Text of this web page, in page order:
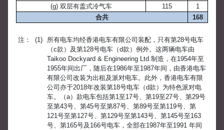
(g) 双层有盖式冷气车
115
1
合共
168
注： (1)
所有电车均经香港电车有限公司装配，只有第28号电车
（c款）及第128号电车（d款）例外。这两辆电车由
Taikoo Dockyard & Engineering Ltd.制造，在1954年至
1955年间出厂，随后在1986年至1987年间，由香港电车
有限公司改装为出租及派对电车。此外，香港电车有限
公司亦于2018年改装第18号电车（d款）为特色派对电
车。（a）款电车包括第1至17号、第19至27号、第29号
至第43号、第45号至第87号、第89号至第119号、第
121号至第127号、第129号至第143号、第145号至163
号、第165号及166号电车，全部在1987年至1991 年间